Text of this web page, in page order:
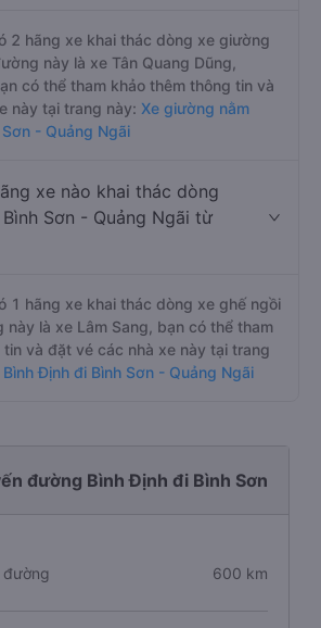
2 hãng xe khai thác dòng xe giường
này là xe Tân Quang Dũng,
có thể tham khảo thêm thông tin và
này tại trang này: Xe giường nằm
- Quảng Ngãi
xe nào khai thác dòng
Sơn - Quảng Ngãi từ
1 hãng xe khai thác dòng xe ghế ngồi
là xe Lâm Sang, bạn có thể tham
và đặt vé các nhà xe này tại trang
Định đi Bình Sơn - Quảng Ngãi
đường Bình Định đi Bình Sơn
đường 600 km